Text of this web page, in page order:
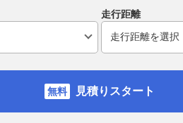
走行距離
見積りスタート